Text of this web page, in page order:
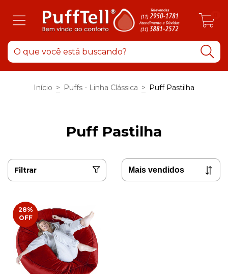
Início > Puffs - Linha Clássica > Puff Pastilha
Puff Pastilha
Filtrar
28%
OFF